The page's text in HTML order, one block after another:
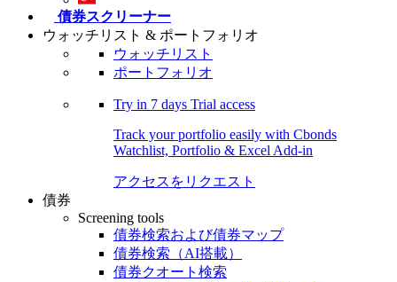
債券スクリーナー
ウォッチリスト & ポートフォリオ
ウォッチリスト
ポートフォリオ
Try in 7 days Trial access
Track your portfolio easily with Cbonds
Watchlist, Portfolio & Excel Add-in
アクセスをリクエスト
債券
Screening tools
債券検索および債券マップ
債券検索（AI搭載）
債券クオート検索